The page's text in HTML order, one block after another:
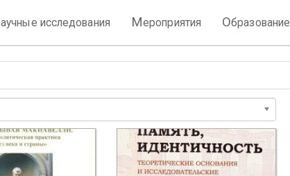
аучные исследования Мероприятия Образование